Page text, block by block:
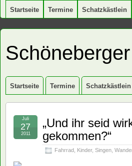
Startseite Termine Schatzkästlein
Startseite Termine Schatzkästlein
„Und ihr seid
gekommen?“
Fahrrad Kinder, Singen
Juli
27
2011